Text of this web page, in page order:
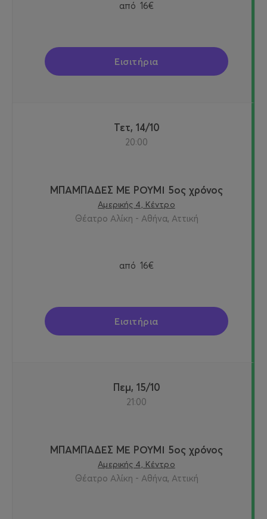
από 16€
Εισιτήρια
Τετ, 14/10
20:00
ΜΠΑΜΠΑΔΕΣ ΜΕ ΡΟΥΜΙ 5ος χρόνος
Αμερικής 4, Κέντρο
Θέατρο Αλίκη - Αθήνα, Αττική
από 16€
Εισιτήρια
Πεμ, 15/10
21:00
ΜΠΑΜΠΑΔΕΣ ΜΕ ΡΟΥΜΙ 5ος χρόνος
Αμερικής 4, Κέντρο
Θέατρο Αλίκη - Αθήνα, Αττική